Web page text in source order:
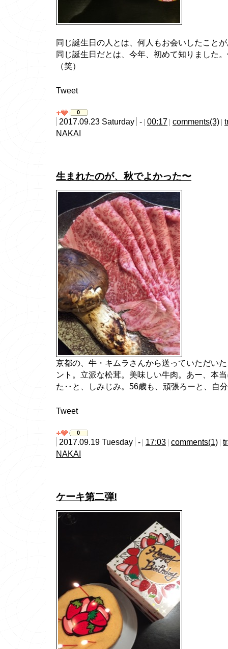
同じ誕生日の人とは、何人もお会いしたこと
同じ誕生日だとは、今年、初めて知りました
（笑）
Tweet
0
2017.09.23 Saturday - 00:17 comments(3)
NAKAI
生まれたのが、秋でよかった〜
京都の、牛・キムラさんから送っていただい
ント。立派な松茸。美味しい牛肉。あー、本
た‥と、しみじみ。56歳も、頑張ろーと、自
Tweet
0
2017.09.19 Tuesday - 17:03 comments(1)
NAKAI
ケーキ第二弾!